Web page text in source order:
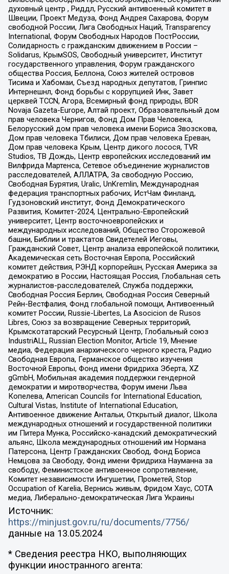
духовный центр , Риддл, Русский антивоенный комитет в
Швеции, Проект Медуза, Фонд Андрея Сахарова, Форум
свободной России, Лига Свободных Наций, Transparеncy
International, Форум Свободных Народов ПостРоссии,
Солидарность с гражданским движением в России –
Solidarus, КрымSOS, Свободный университет, Институт
государственного управления, Форум гражданского
общества Россия, Беллона, Союз жителей островов
Тисима и Хабомаи, Съезд народных депутатов, Гринпис
Интернешнл, Фонд борьбы с коррупцией Инк, Завет
церквей TCCN, Агора, Всемирный фонд природы, BDR
Novaja Gazeta-Europe, Алтай проект, Образовательный дом
прав человека Чернигов, Фонд Дом Прав Человека,
Белорусский дом прав человека имени Бориса Звозскова,
Дом прав человека Тбилиси, Дом прав человека Ереван,
Дом прав человека Крым, Центр дикого лосося, TVR
Studios, ТВ Дождь, Центр европейских исследований им
Вилфрида Мартенса, Сетевое объединение журналистов
расследователей, АЛЛАТРА, За свободную Россию,
Свободная Бурятия, Uralic, UnKremlin, Международная
федерация транспортных рабочих, ИстЧам Финланд,
Гудзоновский институт, Фонд Демократического
Развития, Комитет-2024, Центрально-Европейский
университет, Центр восточноевропейских и
международных исследований, Общество Сторожевой
башни, Библии и трактатов Свидетелей Иеговы,
Гражданский Совет, Центр анализа европейской политики,
Академическая сеть Восточная Европа, Российский
комитет действия, РЭНД корпорейшн, Русская Америка за
демократию в России, Настоящая Россия, Глобальная сеть
журналистов-расследователей, Служба поддержки,
Свободная Россия Берлин, Свободная Россия Северный
Рейн-Вестфалия, Фонд глобальной помощи, Антивоенный
комитет России, Russie-Libertes, La Asocicion de Rusos
Libres, Союз за возвращение Северных территорий,
Крымскотатарский Ресурсный Центр, Глобальный союз
IndustriALL, Russian Election Monitor, Article 19, Мнение
медиа, Федерация анархического черного креста, Радио
Свободная Европа, Германское общество изучения
Восточной Европы, Фонд имени Фридриха Эберта, XZ
gGmbH, Мобильная академия поддержки гендерной
демократии и миротворчества, Форум имени Льва
Копелева, American Councils for International Education,
Cultural Vistas, Institute of International Education,
Антивоенное движение Антальи, Открытый диалог, Школа
международных отношений и государственной политики
им Питера Мунка, Российско-канадский демократический
альянс, Школа международных отношений им Нормана
Патерсона, Центр Гражданских Свобод, Фонд Бориса
Немцова за Свободу, Фонд имени Фридриха Науманна за
свободу, Феминистское антивоенное сопротивление,
Комитет независимости Ингушетии, Прометей, Stop
Occupation of Karelia, Вернись живым, Фридом Хаус, СОТА
медиа, Либерально-демократическая Лига Украины
Источник:
https://minjust.gov.ru/ru/documents/7756/
данные на 13.05.2024
* Сведения реестра НКО, выполняющих
функции иностранного агента: